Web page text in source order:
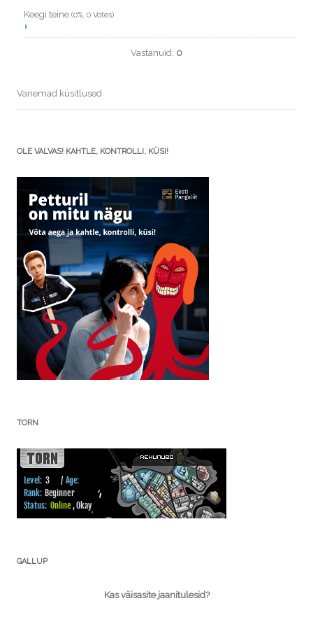
Keegi teine (0%, 0 Votes)
Vastanuid: 0
Vanemad küsitlused
OLE VALVAS! KAHTLE, KONTROLLI, KÜSI!
TORN
GALLUP
Kas väisasite jaanitulesid?